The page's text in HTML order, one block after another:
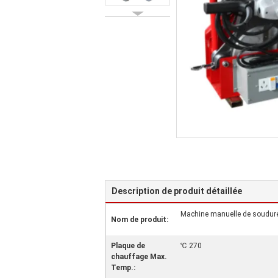
Description de produit détaillée
Nom de produit:
Machine manuelle de
Plaque de
chauffage Max.
Temp.:
℃ 270